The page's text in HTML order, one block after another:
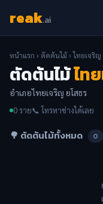
reak.ai
หน้าแรก › ตัดต้นไม้› ไทยเจริญ
ตัดต้นไม้ไท
อำเภอไทยเจริญ ยโสธร
0 ราย📞 โทรหาช่างได้เลย
🌳 ตัดต้นไม้ทั้งหมด 0